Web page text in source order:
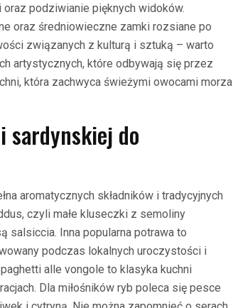
podziwianie pięknych widoków.
oraz średniowieczne zamki rozsiane po
związanych z kulturą i sztuką – warto
artystycznych, które odbywają się przez
która zachwyca świeżymi owocami morza
sardynskiej do
aromatycznych składników i tradycyjnych
czyli małe kluseczki z semoliny
salsiccia. Inna popularna potrawa to
podczas lokalnych uroczystości i
alle vongole to klasyka kuchni
Dla miłośników ryb poleca się pesce